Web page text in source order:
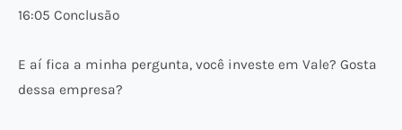
16:05 Conclusão
E aí fica a minha pergunta, você investe em Vale? Gosta
dessa empresa?